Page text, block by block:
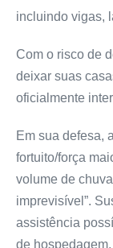
incluindo vigas,
Com o risco de
deixar suas
oficialmente
Em sua defesa,
fortuito/força
volume de
imprevisível”.
assistência
de